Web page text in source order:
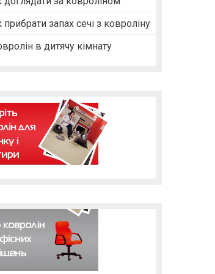
прибрати запах сечі з ковроліну
в дитячу кімнату